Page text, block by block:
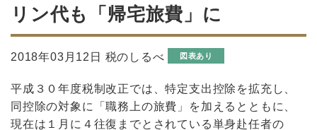
リン代も「帰宅旅費」に
2018年03月12日 税のしるべ 図表あり
平成３０年度税制改正では、特定支出控除を拡充し、
同控除の対象に「職務上の旅費」を加えるとともに、
現在は１月に４往復までとされている単身赴任者の